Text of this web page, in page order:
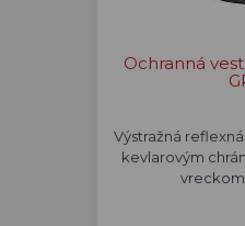
Ochranná
Výstražná
kevlarovým
vreckom